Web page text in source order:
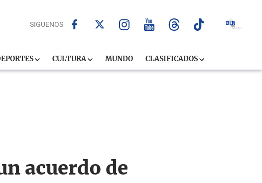
SIGUENOS
CULTURA MUNDO CLASIFICADOS
acuerdo de